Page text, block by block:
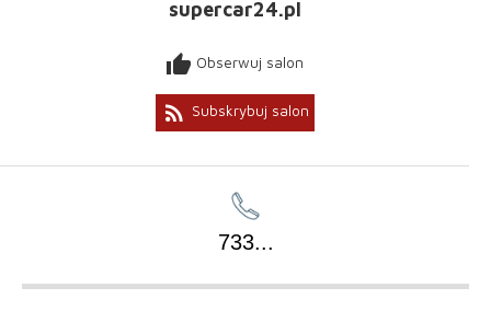
supercar24.pl
thumb_up Obserwuj salon
rss_feed Subskrybuj salon
733...